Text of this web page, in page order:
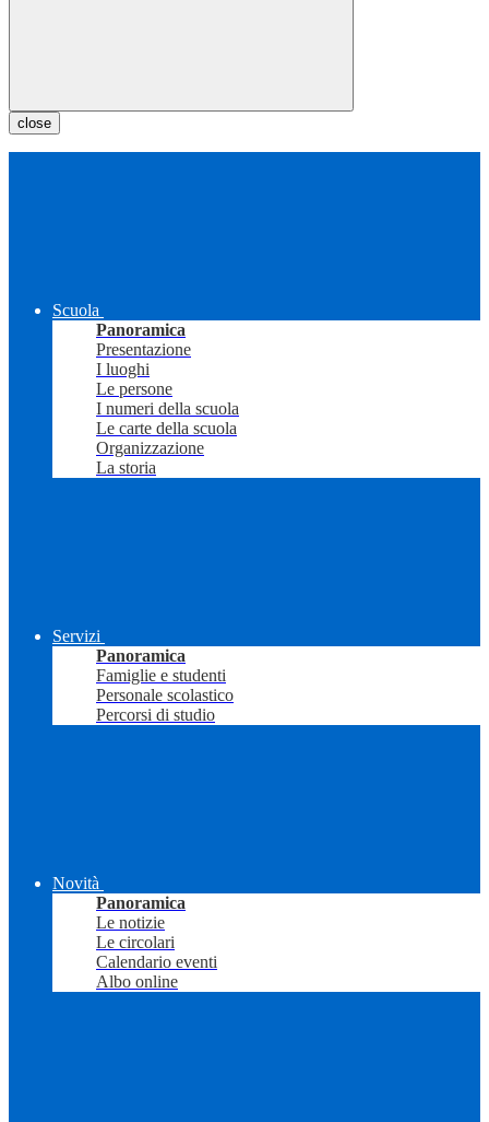
close
Scuola
Panoramica
Presentazione
I luoghi
Le persone
I numeri della scuola
Le carte della scuola
Organizzazione
La storia
Servizi
Panoramica
Famiglie e studenti
Personale scolastico
Percorsi di studio
Novità
Panoramica
Le notizie
Le circolari
Calendario eventi
Albo online